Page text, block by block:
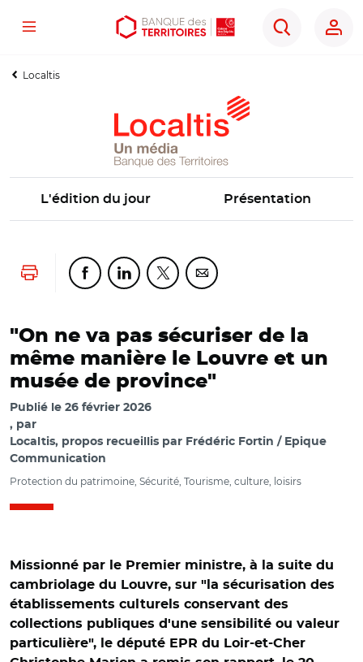
Aller
contenu
Aller
menu
Ouvrir
outils
Menu
Rechercher
Localtis
L'édition du jour Présentation
Lancer l'impressionPartager cette page sur Facebook
Partager cette page sur Linkedin
Partager cette page sur Twitter
Partager cette page sur
"On ne va pas sécuriser de la
même manière le Louvre et un
musée de province"
Publié le 26 février 2026
par
Localtis, propos recueillis par Frédéric Fortin / Epique
Communication
Protection du patrimoine, Sécurité, Tourisme, culture, loisirs
Missionné par le Premier ministre, à la suite du
cambriolage du Louvre, sur "la sécurisation des
établissements culturels conservant des
collections publiques d'une sensibilité ou valeur
particulière", le député EPR du Loir-et-Cher